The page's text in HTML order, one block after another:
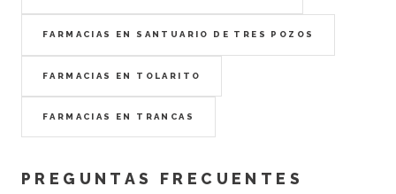
FARMACIAS EN SANTUARIO DE TRES POZOS
FARMACIAS EN TOLARITO
FARMACIAS EN TRANCAS
PREGUNTAS FRECUENTES